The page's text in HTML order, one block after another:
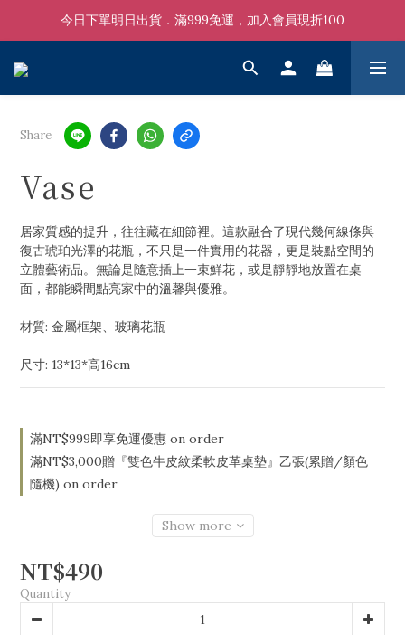
今日下單明日出貨．滿999免運，加入會員現折100
Share
Vase
居家質感的提升，往往藏在細節裡。這款融合了現代幾何線條與
復古琥珀光澤的花瓶，不只是一件實用的花器，更是裝點空間的
立體藝術品。無論是隨意插上一束鮮花，或是靜靜地放置在桌
面，都能瞬間點亮家中的溫馨與優雅。
材質: 金屬框架、玻璃花瓶
尺寸: 13*13*高16cm
滿NT$999即享免運優惠 on order
滿NT$3,000贈『雙色牛皮紋柔軟皮革桌墊』乙張(累贈/顏色
隨機) on order
Show more
NT$490
Quantity